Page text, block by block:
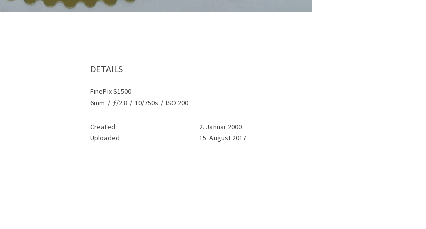
DETAILS
FinePix S1500
6mm / ƒ/2.8 / 10/750s / ISO 200
Created
2. Januar 2000
Uploaded
15. August 2017